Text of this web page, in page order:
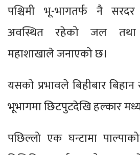
पश्चिमी भू-भागतर्फ नै
अवस्थित रहेको जल तथा
महाशाखाले जनाएको छ।
यसको प्रभावले बिहीबार बिहान
भूभागमा छिटपुटदेखि हल्कार
पछिल्लो एक घन्टामा